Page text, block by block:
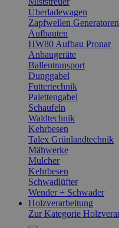
Überladewagen
Zapfwellen Generatoren
Aufbauten
HW80 Aufbau Pronar
Anbaugeräte
Ballentransport
Dunggabel
Futtertechnik
Palettengabel
Schaufeln
Waldtechnik
Kehrbesen
Talex Grünlandtechnik
Mähwerke
Mulcher
Kehrbesen
Schwadlüfter
Wender + Schwader
Holzverarbeitung
Zur Kategorie